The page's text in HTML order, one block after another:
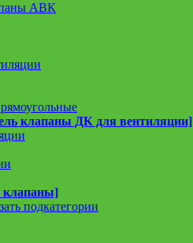
АВК
клапаны ДК для вентиляции]
клапаны]
подкатегории